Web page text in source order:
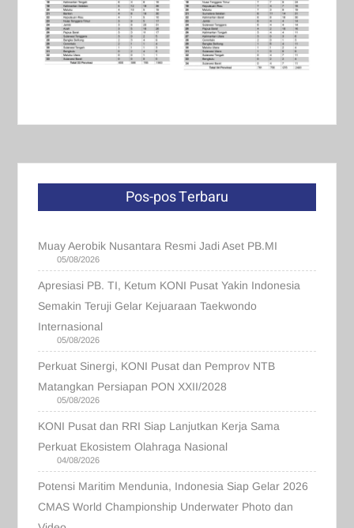
Pos-pos Terbaru
Muay Aerobik Nusantara Resmi Jadi Aset PB.MI
05/08/2026
Apresiasi PB. TI, Ketum KONI Pusat Yakin Indonesia
Semakin Teruji Gelar Kejuaraan Taekwondo
Internasional
05/08/2026
Perkuat Sinergi, KONI Pusat dan Pemprov NTB
Matangkan Persiapan PON XXII/2028
05/08/2026
KONI Pusat dan RRI Siap Lanjutkan Kerja Sama
Perkuat Ekosistem Olahraga Nasional
04/08/2026
Potensi Maritim Mendunia, Indonesia Siap Gelar 2026
CMAS World Championship Underwater Photo dan